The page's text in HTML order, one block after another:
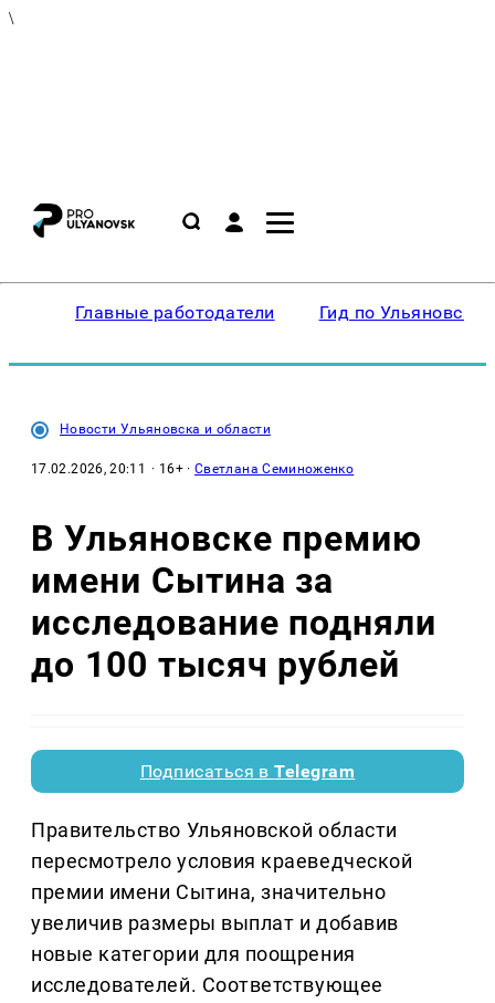
\
Главные работодатели Гид по Ульяновску
Новости Ульяновска и области
17.02.2026, 20:11 · 16+ ·Светлана Семиноженко
В Ульяновске премию
имени Сытина за
исследование подняли
до 100 тысяч рублей
Подписаться вTelegram
Правительство Ульяновской области
пересмотрело условия краеведческой
премии имени Сытина, значительно
увеличив размеры выплат и добавив
новые категории для поощрения
исследователей. Соответствующее